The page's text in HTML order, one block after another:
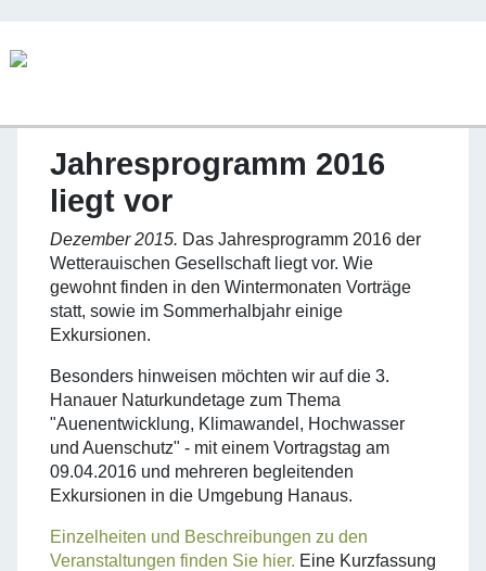
Jahresprogramm 2016
liegt vor
Dezember 2015. Das Jahresprogramm 2016 der
Wetterauischen Gesellschaft liegt vor. Wie
gewohnt finden in den Wintermonaten Vorträge
statt, sowie im Sommerhalbjahr einige
Exkursionen.
Besonders hinweisen möchten wir auf die 3.
Hanauer Naturkundetage zum Thema
"Auenentwicklung, Klimawandel, Hochwasser
und Auenschutz" - mit einem Vortragstag am
09.04.2016 und mehreren begleitenden
Exkursionen in die Umgebung Hanaus.
Einzelheiten und Beschreibungen zu den
Veranstaltungen finden Sie hier. Eine Kurzfassung